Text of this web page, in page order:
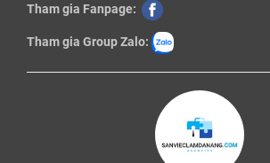
Tham gia Fanpage:
Tham gia Group Zalo: